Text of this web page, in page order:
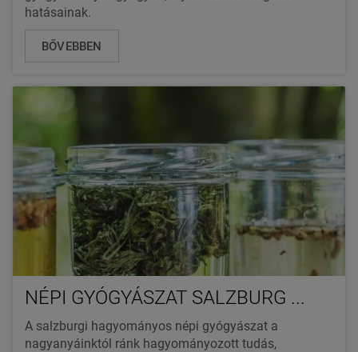
hatásainak.
BŐVEBBEN
NÉPI GYÓGYÁSZAT SALZBURG ...
A salzburgi hagyományos népi gyógyászat a
nagyanyáinktól ránk hagyományozott tudás,